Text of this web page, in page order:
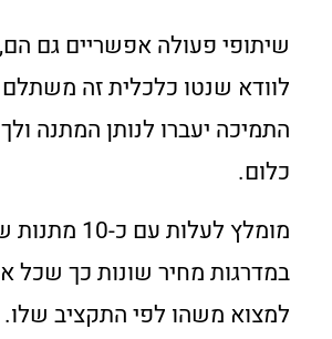
שיתופי פעולה אפשריים גם
לוודא שנטו כלכלית זה
התמיכה יעברו לנותן המתנה
כלום.
מומלץ לעלות עם כ-
במדרגות מחיר שונות כך שכל
למצוא משהו לפי התקציב שלו.